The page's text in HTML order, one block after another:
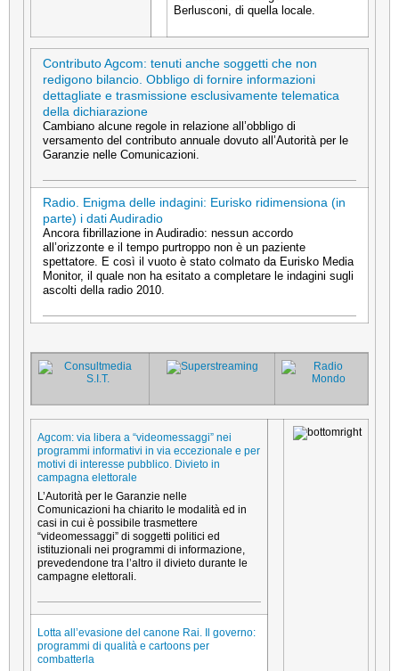
Berlusconi, di quella locale.
Contributo Agcom: tenuti anche soggetti che non
redigono bilancio. Obbligo di fornire informazioni
dettagliate e trasmissione esclusivamente telematica
della dichiarazione
Cambiano alcune regole in relazione all’obbligo di
versamento del contributo annuale dovuto all’Autorità per le
Garanzie nelle Comunicazioni.
Radio. Enigma delle indagini: Eurisko ridimensiona (in
parte) i dati Audiradio
Ancora fibrillazione in Audiradio: nessun accordo
all’orizzonte e il tempo purtroppo non è un paziente
spettatore. E così il vuoto è stato colmato da Eurisko Media
Monitor, il quale non ha esitato a completare le indagini sugli
ascolti della radio 2010.
Agcom: via libera a “videomessaggi” nei
programmi informativi in via eccezionale e per
motivi di interesse pubblico. Divieto in
campagna elettorale
L’Autorità per le Garanzie nelle
Comunicazioni ha chiarito le modalità ed in
casi in cui è possibile trasmettere
“videomessaggi” di soggetti politici ed
istituzionali nei programmi di informazione,
prevedendone tra l’altro il divieto durante le
campagne elettorali.
Lotta all’evasione del canone Rai. Il governo:
programmi di qualità e cartoons per
combatterla